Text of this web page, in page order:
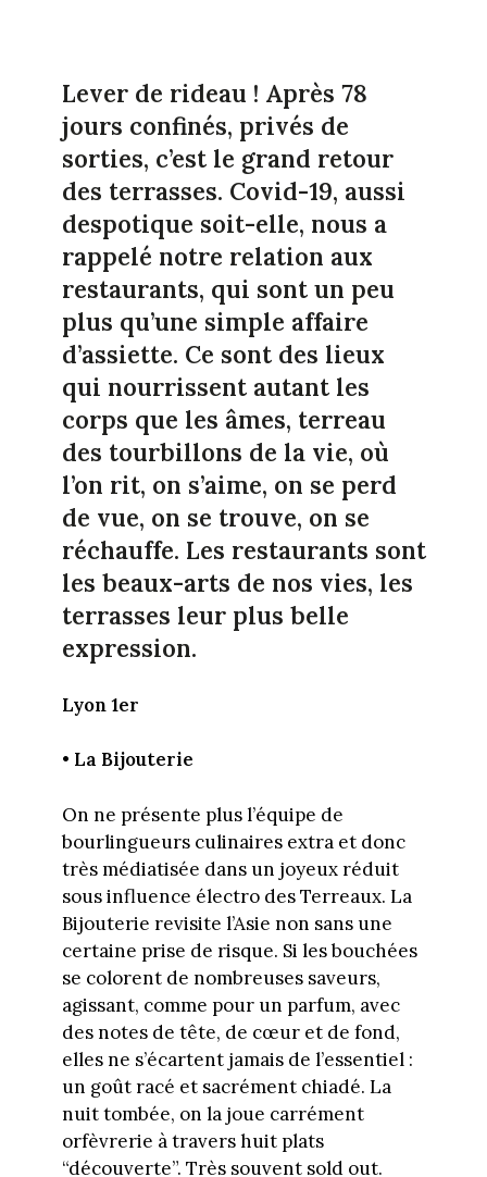
Lever de rideau ! Après 78
jours confinés, privés de
sorties, c’est le grand retour
des terrasses. Covid-19, aussi
despotique soit-elle, nous a
rappelé notre relation aux
restaurants, qui sont un peu
plus qu’une simple affaire
d’assiette. Ce sont des lieux
qui nourrissent autant les
corps que les âmes, terreau
des tourbillons de la vie, où
l’on rit, on s’aime, on se perd
de vue, on se trouve, on se
réchauffe. Les restaurants sont
les beaux-arts de nos vies, les
terrasses leur plus belle
expression.
Lyon 1er
• La Bijouterie
On ne présente plus l’équipe de
bourlingueurs culinaires extra et donc
très médiatisée dans un joyeux réduit
sous influence électro des Terreaux. La
Bijouterie revisite l’Asie non sans une
certaine prise de risque. Si les bouchées
se colorent de nombreuses saveurs,
agissant, comme pour un parfum, avec
des notes de tête, de cœur et de fond,
elles ne s’écartent jamais de l’essentiel :
un goût racé et sacrément chiadé. La
nuit tombée, on la joue carrément
orfèvrerie à travers huit plats
“découverte”. Très souvent sold out.